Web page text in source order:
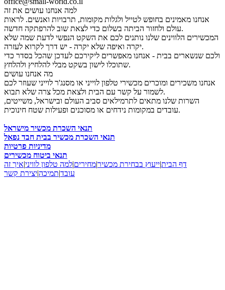
למה אנחנו עושים את זה
אנחנו מאמינים בחופש לטייל ולגלות מקומות, תרבויות ואנשים. לראות
עולם ולחזור הביתה בשלום כדי לצאת שוב להרפתקה חדשה.
המכשירים הלווינים שלנו נותנים לכם את השקט הנפשי לדעת שמה שלא
יקרה ואיפה שלא יקרה - יש דרך לקרוא לעזרה.
ולכם שנשארים בבית - אנחנו מאפשרים ליקירכם לעדכן שהכל בסדר כדי
שתוכלו לישון בשקט מבלי להלחיץ ולהלחץ.
מה אנחנו עושים
אנחנו משכירים ומוכרים מכשירי טלפון לוייני או מסנג'ר לוייני שעוזר לכם
לשמור על קשר עם הבית ולצאת מכל צרה שלא תבוא.
השרות שלנו מתאים לתרמילאים סביב העולם ובישראל, משייטים,
עובדים במקומות נידחים או מסוכנים ופעילות שטח חינוכית.
תנאי השכרת מכשיר מישראל
תנאי השכרת מכשיר בבית חבד נפאל
מדיניות פרטיות
תנאי ביטוח מכשירים
דף הבית|ייעוץ בבחירת מכשיר|מחירים|למה טלפון לוויני|איך זה
עובד|תמיכה|יצירת קשר